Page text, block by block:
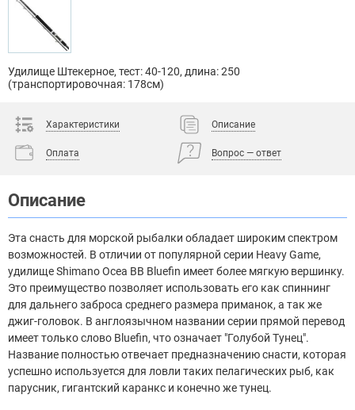
Удилище Штекерное, тест: 40-120, длина: 250
(транспортировочная: 178см)
Характеристики Описание
Оплата Вопрос — ответ
Описание
Эта снасть для морской рыбалки обладает широким спектром
возможностей. В отличии от популярной серии Heavy Game,
удилище Shimano Ocea BB Bluefin имеет более мягкую вершинку.
Это преимущество позволяет использовать его как спиннинг
для дальнего заброса среднего размера приманок, а так же
джиг-головок. В англоязычном названии серии прямой перевод
имеет только слово Bluefin, что означает "Голубой Тунец".
Название полностью отвечает предназначению снасти, которая
успешно используется для ловли таких пелагических рыб, как
парусник, гигантский каранкс и конечно же тунец.